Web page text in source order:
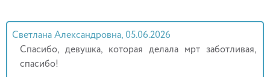
Светлана Александровна, 05.06.2026
Спасибо, девушка, которая делала мрт заботливая,
спасибо!